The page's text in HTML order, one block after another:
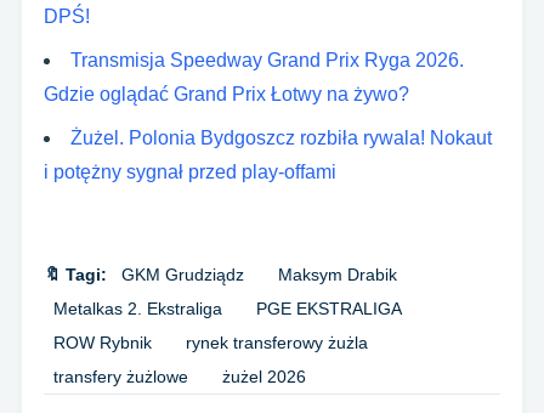
DPŚ!
Transmisja Speedway Grand Prix Ryga 2026.
Gdzie oglądać Grand Prix Łotwy na żywo?
Żużel. Polonia Bydgoszcz rozbiła rywala! Nokaut
i potężny sygnał przed play-offami
🔖 Tagi: GKM Grudziądz
Maksym Drabik
Metalkas 2. Ekstraliga
PGE EKSTRALIGA
ROW Rybnik
rynek transferowy żużla
transfery żużlowe
żużel 2026